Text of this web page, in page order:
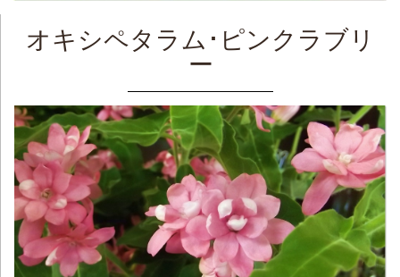
オキシペタラム･ピンクラブリ
ー